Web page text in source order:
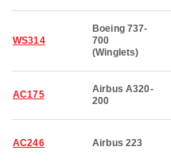
WS314
Boeing 737-
700
(Winglets)
AC175
Airbus A320-
200
AC246 Airbus 223